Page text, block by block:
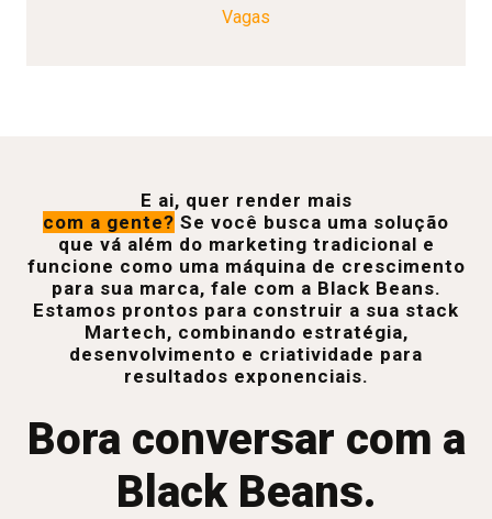
Vagas
E ai, quer render mais
com a gente? Se você busca uma solução
que vá além do marketing tradicional e
funcione como uma máquina de crescimento
para sua marca, fale com a Black Beans.
Estamos prontos para construir a sua stack
Martech, combinando estratégia,
desenvolvimento e criatividade para
resultados exponenciais.
Bora conversar com a
Black Beans.